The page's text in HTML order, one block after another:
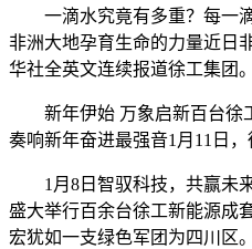
一滴水究竟有多重？每一滴
非洲大地孕育生命的力量近日
华社全英文连续报道徐工集团。
新年伊始 万象启新‍百台徐
奏响新年奋进最强音1月11日，
1月8日智驭科技，共赢未
盛大举行百余台徐工新能源成
宏犹如一支绿色军团为四川区。